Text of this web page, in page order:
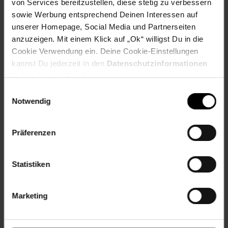
von Services bereitzustellen, diese stetig zu verbessern
sowie Werbung entsprechend Deinen Interessen auf
unserer Homepage, Social Media und Partnerseiten
anzuzeigen. Mit einem Klick auf „Ok“ willigst Du in die
Cookie Verwendung ein. Deine Cookie-Einstellungen
kannst Du jederzeit in den Datenschutzinformationen
ändern bzw. widerrufen.
Notwendig
Präferenzen
Statistiken
Marketing
Versandinformationen
Herstellerinformationen
Rezeptwelt NettoKOM Karriere